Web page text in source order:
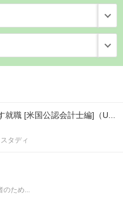
就職 [米国公認会計士編]（U...
タディ
のため...